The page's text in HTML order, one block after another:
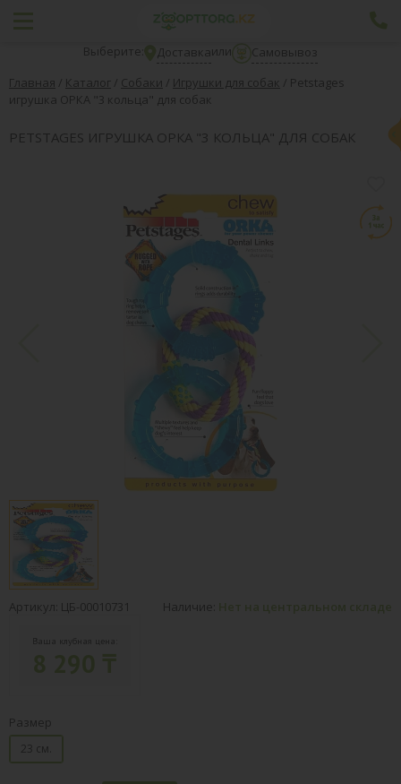
Выберите: Доставкаили
Самовывоз
Главная / Каталог / Собаки / Игрушки для собак / Petstages
игрушка ОРКА "3 кольца" для собак
PETSTAGES ИГРУШКА ОРКА "3 КОЛЬЦА" ДЛЯ СОБАК
Артикул: ЦБ-00010731 Наличие: Нет на центральном складе
Ваша клубная цена:
Размер
23 см.